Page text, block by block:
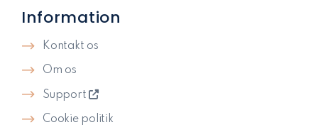
Information
Kontakt os
Om os
Support
Cookie politik